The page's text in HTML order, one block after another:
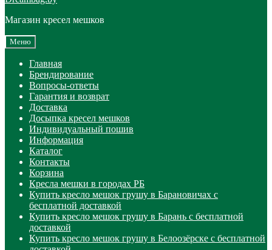
Магазин кресел мешков
Меню
Главная
Брендирование
Вопросы-ответы
Гарантия и возврат
Доставка
Досыпка кресел мешков
Индивидуальный пошив
Информация
Каталог
Контакты
Корзина
Кресла мешки в городах РБ
Купить кресло мешок грушу в Барановичах с
бесплатной доставкой
Купить кресло мешок грушу в Барань с бесплатной
доставкой
Купить кресло мешок грушу в Белоозёрске с бесплатной